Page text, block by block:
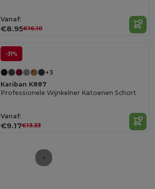
Vanaf:
€8.95€16.10
-31%
+3
Kariban K887
Professionele Wijnkelner Katoenen Schort
Vanaf:
€9.17€13.33